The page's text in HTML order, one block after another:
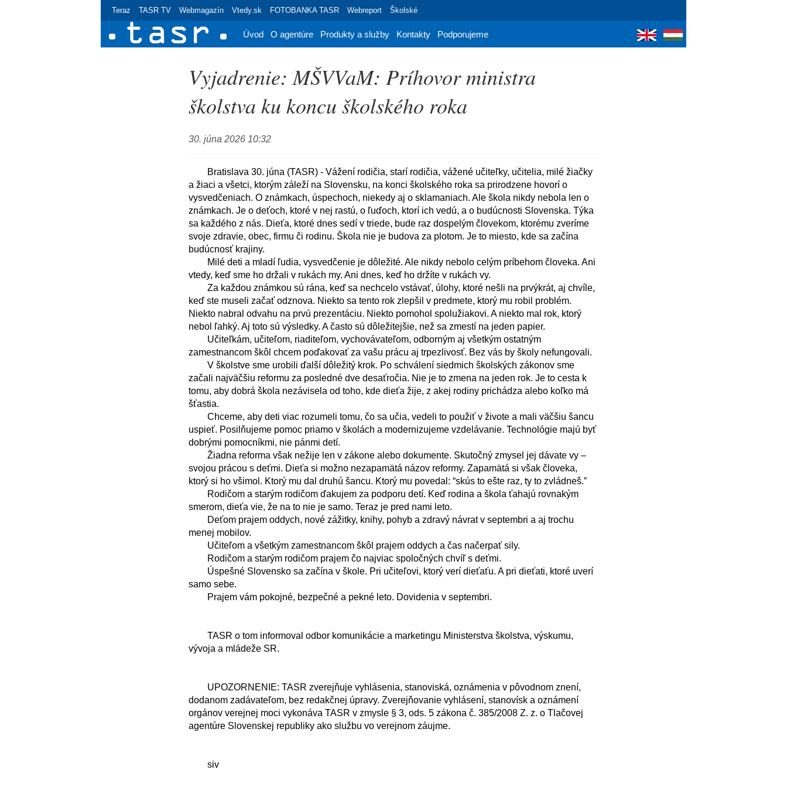
Teraz TASR TV Webmagazín Vtedy.sk FOTOBANKA TASR Webreport Školské
Úvod O agentúre Produkty a služby Kontakty Podporujeme
Vyjadrenie: MŠVVaM: Príhovor ministra
školstva ku koncu školského roka
30. júna 2026 10:32
a žiaci a všetci, ktorým záleží na Slovensku, na konci školského roka sa prirodzene hovorí o
vysvedčeniach. O známkach, úspechoch, niekedy aj o sklamaniach. Ale škola nikdy nebola len o
známkach. Je o deťoch, ktoré v nej rastú, o ľuďoch, ktorí ich vedú, a o budúcnosti Slovenska. Týka
sa každého z nás. Dieťa, ktoré dnes sedí v triede, bude raz dospelým človekom, ktorému zveríme
svoje zdravie, obec, firmu či rodinu. Škola nie je budova za plotom. Je to miesto, kde sa začína
budúcnosť krajiny.
vtedy, keď sme ho držali v rukách my. Ani dnes, keď ho držíte v rukách vy.
keď ste museli začať odznova. Niekto sa tento rok zlepšil v predmete, ktorý mu robil problém.
Niekto nabral odvahu na prvú prezentáciu. Niekto pomohol spolužiakovi. A niekto mal rok, ktorý
nebol ľahký. Aj toto sú výsledky. A často sú dôležitejšie, než sa zmestí na jeden papier.
zamestnancom škôl chcem poďakovať za vašu prácu aj trpezlivosť. Bez vás by školy nefungovali.
začali najväčšiu reformu za posledné dve desaťročia. Nie je to zmena na jeden rok. Je to cesta k
tomu, aby dobrá škola nezávisela od toho, kde dieťa žije, z akej rodiny prichádza alebo koľko má
šťastia.
uspieť. Posilňujeme pomoc priamo v školách a modernizujeme vzdelávanie. Technológie majú byť
dobrými pomocníkmi, nie pánmi detí.
svojou prácou s deťmi. Dieťa si možno nezapamätá názov reformy. Zapamätá si však človeka,
ktorý si ho všimol. Ktorý mu dal druhú šancu. Ktorý mu povedal: “skús to ešte raz, ty to zvládneš.”
smerom, dieťa vie, že na to nie je samo. Teraz je pred nami leto.
menej mobilov.
samo sebe.
vývoja a mládeže SR.
dodanom zadávateľom, bez redakčnej úpravy. Zverejňovanie vyhlásení, stanovísk a oznámení
orgánov verejnej moci vykonáva TASR v zmysle § 3, ods. 5 zákona č. 385/2008 Z. z. o Tlačovej
agentúre Slovenskej republiky ako službu vo verejnom záujme.